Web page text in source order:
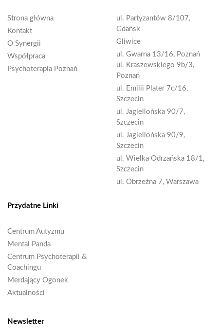
Strona główna
Kontakt
O Synergii
Współpraca
Psychoterapia Poznań
ul. Partyzantów 8/107,
Gdańsk
Gliwice
ul. Gwarna 13/16, Poznań
ul. Kraszewskiego 9b/3,
Poznań
ul. Emilii Plater 7c/16,
Szczecin
ul. Jagiellońska 90/7,
Szczecin
ul. Jagiellońska 90/9,
Szczecin
ul. Wielka Odrzańska 18/1,
Szczecin
ul. Obrzeżna 7, Warszawa
Przydatne Linki
Centrum Autyzmu
Mental Panda
Centrum Psychoterapii &
Coachingu
Merdający Ogonek
Aktualności
Newsletter